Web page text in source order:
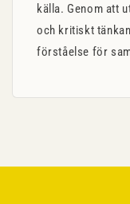
källa. Genom att
och kritiskt
förståelse för